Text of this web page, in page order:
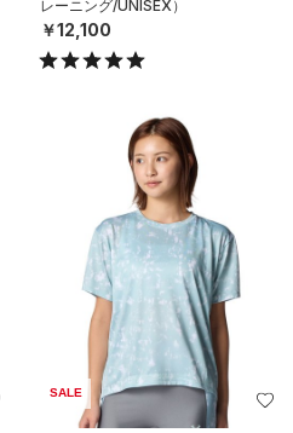
レーニング/UNISEX）
￥12,100
SALE